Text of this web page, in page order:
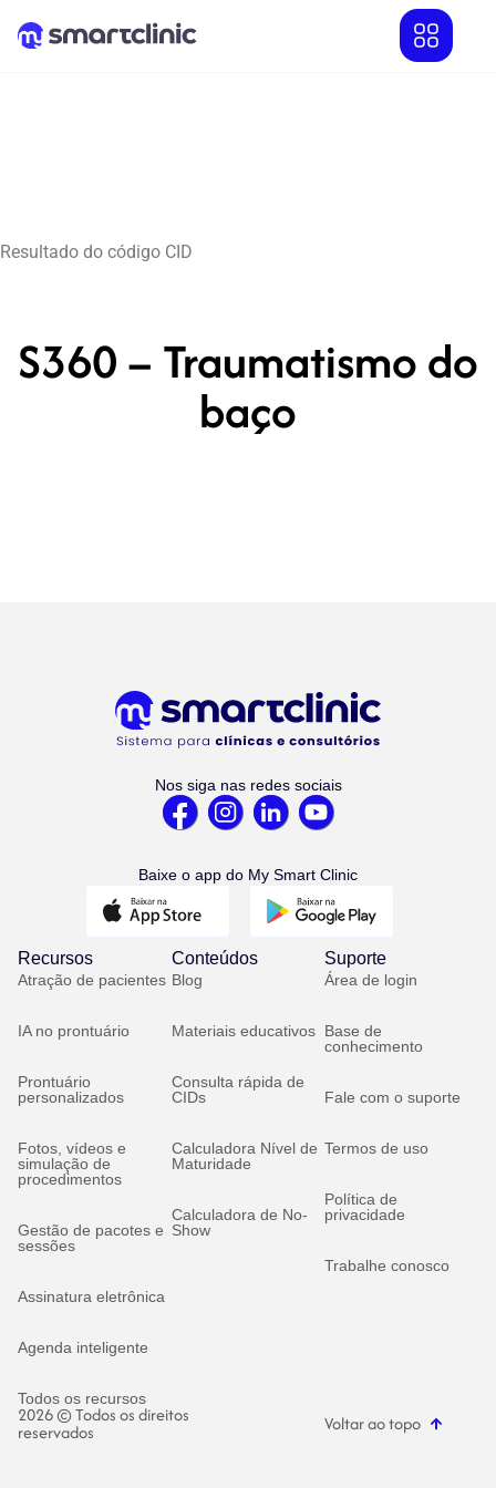
Resultado do código CID
S360 – Traumatismo do
baço
Nos siga nas redes sociais
Baixe o app do My Smart Clinic
Recursos
Atração de pacientes
IA no prontuário
Prontuário
personalizados
Fotos, vídeos e
simulação de
procedimentos
Gestão de pacotes e
sessões
Assinatura eletrônica
Agenda inteligente
Todos os recursos
Conteúdos
Blog
Materiais educativos
Consulta rápida de
CIDs
Calculadora Nível de
Maturidade
Calculadora de No-
Show
Suporte
Área de login
Base de
conhecimento
Fale com o suporte
Termos de uso
Política de
privacidade
Trabalhe conosco
2026 © Todos os direitos
reservados Voltar ao topo